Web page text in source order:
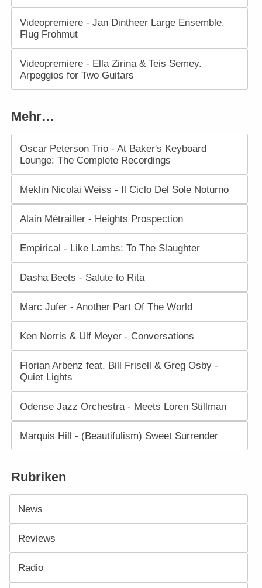
Videopremiere - Jan Dintheer Large Ensemble.
Flug Frohmut
Videopremiere - Ella Zirina & Teis Semey.
Arpeggios for Two Guitars
Mehr…
Oscar Peterson Trio - At Baker's Keyboard
Lounge: The Complete Recordings
Meklin Nicolai Weiss - Il Ciclo Del Sole Noturno
Alain Métrailler - Heights Prospection
Empirical - Like Lambs: To The Slaughter
Dasha Beets - Salute to Rita
Marc Jufer - Another Part Of The World
Ken Norris & Ulf Meyer - Conversations
Florian Arbenz feat. Bill Frisell & Greg Osby -
Quiet Lights
Odense Jazz Orchestra - Meets Loren Stillman
Marquis Hill - (Beautifulism) Sweet Surrender
Rubriken
News
Reviews
Radio